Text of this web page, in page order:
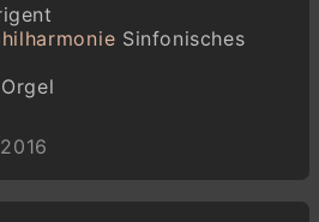
Sinfonisches
Orgel